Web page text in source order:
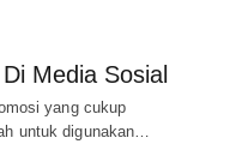
Media Sosial
yang cukup
untuk digunakan…